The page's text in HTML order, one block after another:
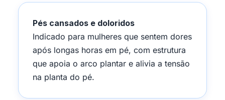
Pés cansados e doloridos
Indicado para mulheres que sentem dores
após longas horas em pé, com estrutura
que apoia o arco plantar e alivia a tensão
na planta do pé.